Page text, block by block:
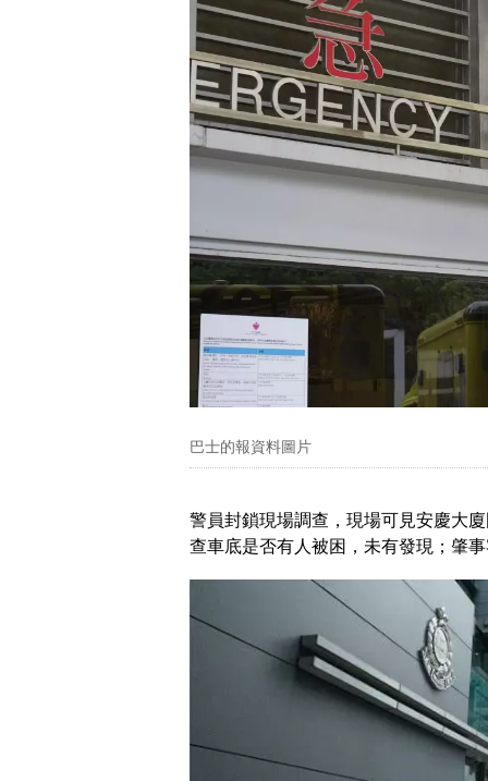
巴士的報資料圖片
警員封鎖現場調查，現場可見安慶大
查車底是否有人被困，未有發現；肇